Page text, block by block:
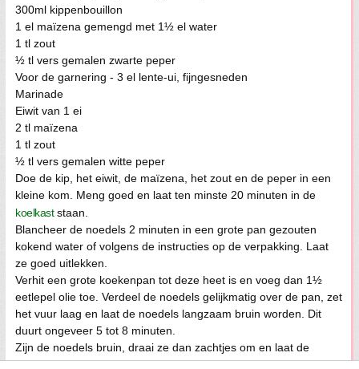
300ml kippenbouillon
1 el maïzena gemengd met 1½ el water
1 tl zout
½ tl vers gemalen zwarte peper
Voor de garnering - 3 el lente-ui, fijngesneden
Marinade
Eiwit van 1 ei
2 tl maïzena
1 tl zout
½ tl vers gemalen witte peper
Doe de kip, het eiwit, de maïzena, het zout en de peper in een
kleine kom. Meng goed en laat ten minste 20 minuten in de
koelkaststaan.
Blancheer de noedels 2 minuten in een grote pan gezouten
kokend water of volgens de instructies op de verpakking. Laat
ze goed uitlekken.
Verhit een grote koekenpan tot deze heet is en voeg dan 1½
eetlepel olie toe. Verdeel de noedels gelijkmatig over de pan, zet
het vuur laag en laat de noedels langzaam bruin worden. Dit
duurt ongeveer 5 tot 8 minuten.
Zijn de noedels bruin, draai ze dan zachtjes om en laat de
andere kant bruin worden. Voeg meer olie toe indien nodig.